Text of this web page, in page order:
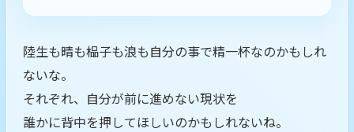
陸生も晴も榀子も浪も自分の事で精一杯なのかもしれ
ないな。
それぞれ、自分が前に進めない現状を
誰かに背中を押してほしいのかもしれないね。